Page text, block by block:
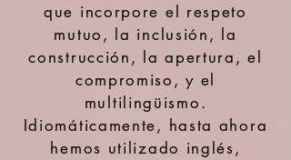
que incorpore el respeto
mutuo, la inclusión, la
construcción, la apertura, el
compromiso, y el
multilingüismo.
Idiomáticamente, hasta ahora
hemos utilizado inglés,